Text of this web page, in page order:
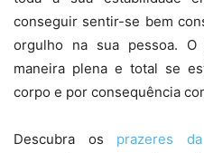
conseguir sentir-se bem
orgulho na sua pessoa.
maneira plena e total se
corpo e por consequência
Descubra os prazeres